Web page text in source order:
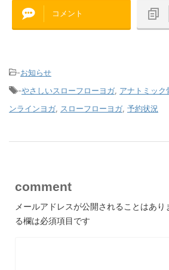
コメント
-お知らせ
-やさしいスローフローヨガ, アナトミック
ンラインヨガ, スローフローヨガ, 予約状況
comment
メールアドレスが公開されることはあり
る欄は必須項目です